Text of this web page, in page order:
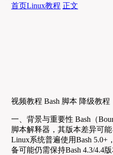
首页Linux教程 正文
视频教程 Bash 脚本 降级教程
一、背景与重要性 Bash（
脚本解释器，其版本差异可
Linux系统普遍使用Bash
备可能仍需保持Bash 4.3/4.4